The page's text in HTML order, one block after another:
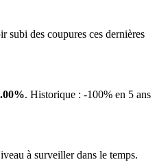
subi des coupures ces dernières
. Historique : -100% en 5 ans
à surveiller dans le temps.